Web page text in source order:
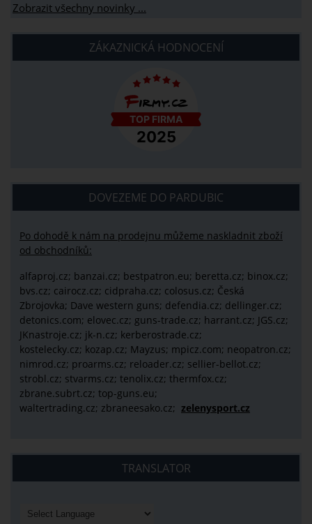
Zobrazit všechny novinky ...
ZÁKAZNICKÁ HODNOCENÍ
DOVEZEME DO PARDUBIC
Po dohodě k nám na prodejnu můžeme naskladnit zboží
od obchodníků:
alfaproj.cz; banzai.cz; bestpatron.eu; beretta.cz; binox.cz;
bvs.cz; cairocz.cz; cidpraha.cz; colosus.cz; Česká
Zbrojovka; Dave western guns; defendia.cz; dellinger.cz;
detonics.com; elovec.cz; guns-trade.cz; harrant.cz; JGS.cz;
JKnastroje.cz; jk-n.cz; kerberostrade.cz;
kostelecky.cz; kozap.cz; Mayzus; mpicz.com; neopatron.cz;
nimrod.cz; proarms.cz; reloader.cz; sellier-bellot.cz;
strobl.cz; stvarms.cz; tenolix.cz; thermfox.cz;
zbrane.subrt.cz; top-guns.eu;
waltertrading.cz; zbraneesako.cz; zelenysport.cz
TRANSLATOR